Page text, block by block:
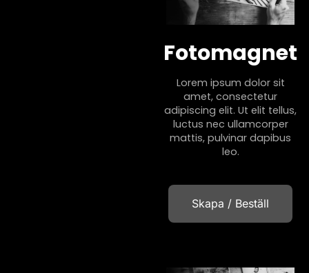
Fotomagnet
Lorem ipsum dolor sit
amet, consectetur
adipiscing elit. Ut elit tellus,
luctus nec ullamcorper
mattis, pulvinar dapibus
leo.
Skapa / Beställ